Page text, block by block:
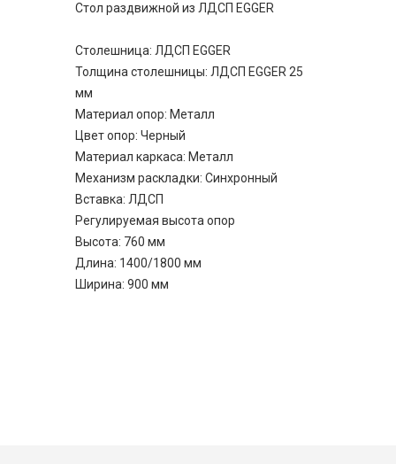
Стол раздвижной из ЛДСП EGGER
Столешница: ЛДСП EGGER
Толщина столешницы: ЛДСП EGGER 25
мм
Материал опор: Металл
Цвет опор: Черный
Материал каркаса: Металл
Механизм раскладки: Синхронный
Вставка: ЛДСП
Регулируемая высота опор
Высота: 760 мм
Длина: 1400/1800 мм
Ширина: 900 мм